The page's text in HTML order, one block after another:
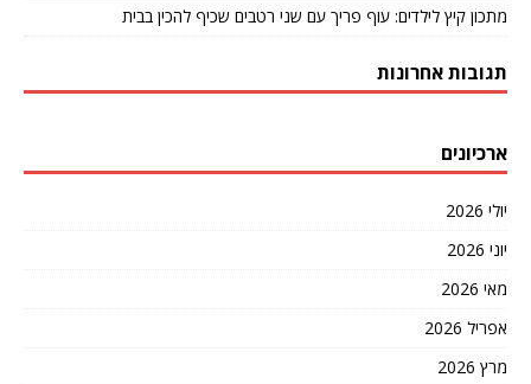
מתכון קיץ לילדים: עוף פריך עם שני רטבים שכיף להכין בבית
תגובות אחרונות
ארכיונים
יולי 2026
יוני 2026
מאי 2026
אפריל 2026
מרץ 2026